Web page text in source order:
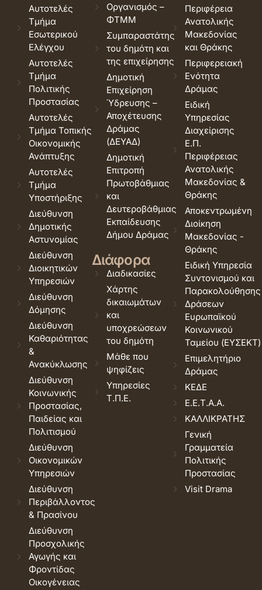
Αυτοτελές
Τμήμα
Εσωτερικού
Ελέγχου
Αυτοτελές
Τμήμα
Πολιτικής
Προστασίας
Αυτοτελές
Τμήμα Τοπικής
Οικονομικής
Ανάπτυξης
Αυτοτελές
Τμήμα
Υποστήριξης
Διεύθυνση
Δημοτικής
Αστυνομίας
Διεύθυνση
Διοικητικών
Υπηρεσιών
Διεύθυνση
Δόμησης
Διεύθυνση
Καθαριότητας
&
Ανακύκλωσης
Διεύθυνση
Κοινωνικής
Προστασίας,
Παιδείας και
Πολιτισμού
Διεύθυνση
Οικονομικών
Υπηρεσιών
Διεύθυνση
Περιβάλλοντος
& Πρασίνου
Διεύθυνση
Προσχολικής
Αγωγής και
Φροντίδας
Οικογένειας
Οργανισμός –
ΦΤΜΜ
Συμπαραστάτης
του δημότη και
της επιχείρησης
Δημοτική
Επιχείρηση
Ύδρευσης –
Αποχέτευσης
Δράμας
(ΔΕΥΑΔ)
Δημοτική
Επιτροπή
Πρωτοβάθμιας
και
Δευτεροβάθμιας
Εκπαίδευσης
Δήμου Δράμας
Διάφορα
Διαδικασίες
Χάρτης
δικαιωμάτων
και
υποχρεώσεων
του δημότη
Μάθε που
ψηφίζεις
Υπηρεσίες
Τ.Π.Ε.
Περιφέρεια
Ανατολικής
Μακεδονίας
και Θράκης
Περιφερειακή
Ενότητα
Δράμας
Ειδική
Υπηρεσίας
Διαχείρισης
Ε.Π.
Περιφέρειας
Ανατολικής
Μακεδονίας &
Θράκης
Αποκεντρωμένη
Διοίκηση
Μακεδονίας -
Θράκης
Ειδική Υπηρεσία
Συντονισμού και
Παρακολούθησης
Δράσεων
Ευρωπαϊκού
Κοινωνικού
Ταμείου (ΕΥΣΕΚΤ)
Επιμελητήριο
Δράμας
ΚΕΔΕ
Ε.Ε.Τ.Α.Α.
ΚΑΛΛΙΚΡΑΤΗΣ
Γενική
Γραμματεία
Πολιτικής
Προστασίας
Visit Drama